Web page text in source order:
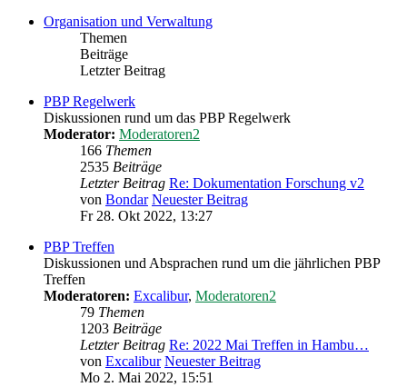
Organisation und Verwaltung
Themen
Beiträge
Letzter Beitrag
PBP Regelwerk
Diskussionen rund um das PBP Regelwerk
Moderator: Moderatoren2
166 Themen
2535 Beiträge
Letzter Beitrag Re: Dokumentation Forschung v2
von Bondar Neuester Beitrag
Fr 28. Okt 2022, 13:27
PBP Treffen
Diskussionen und Absprachen rund um die jährlichen PBP
Treffen
Moderatoren: Excalibur, Moderatoren2
79 Themen
1203 Beiträge
Letzter Beitrag Re: 2022 Mai Treffen in Hambu…
von Excalibur Neuester Beitrag
Mo 2. Mai 2022, 15:51